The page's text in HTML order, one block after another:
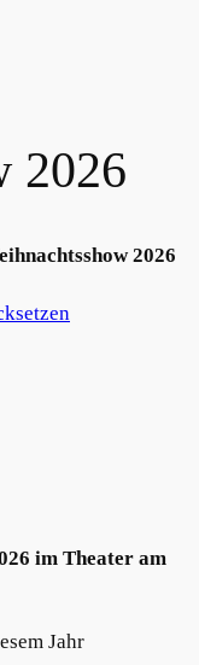
2026
2026
im Theater am
Jahr